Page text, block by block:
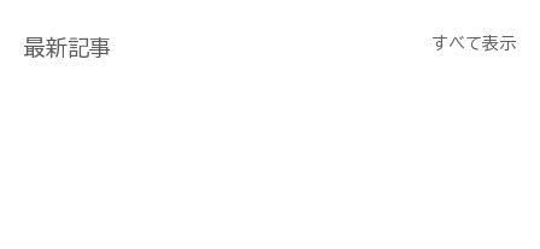
最新記事 すべて表示